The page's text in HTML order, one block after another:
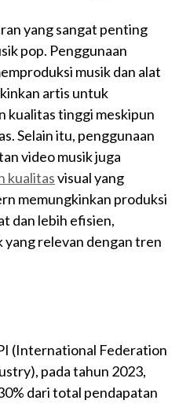
yang sangat penting
pop. Penggunaan
musik dan alat
artis untuk
kualitas tinggi meskipun
Selain itu, penggunaan
video musik juga
kualitasvisual yang
memungkinkan produksi
dan lebih efisien,
yang relevan dengan tren
(International Federation
pada tahun 2023,
dari total pendapatan